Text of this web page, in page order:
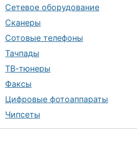
Сетевое оборудование
Сканеры
Сотовые телефоны
Тачпады
ТВ-тюнеры
Факсы
Цифровые фотоаппараты
Чипсеты